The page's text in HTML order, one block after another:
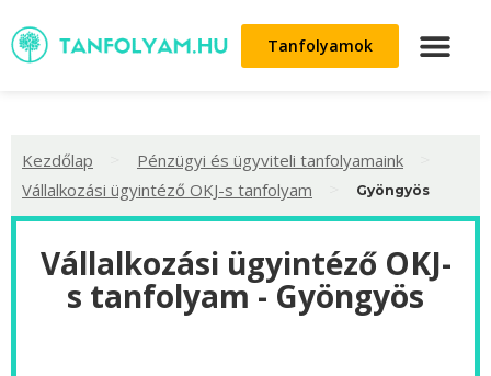
Tanfolyamok
Kezdőlap Pénzügyi és ügyviteli tanfolyamaink
Vállalkozási ügyintéző OKJ-s tanfolyam Gyöngyös
Vállalkozási ügyintéző OKJ-
s tanfolyam - Gyöngyös